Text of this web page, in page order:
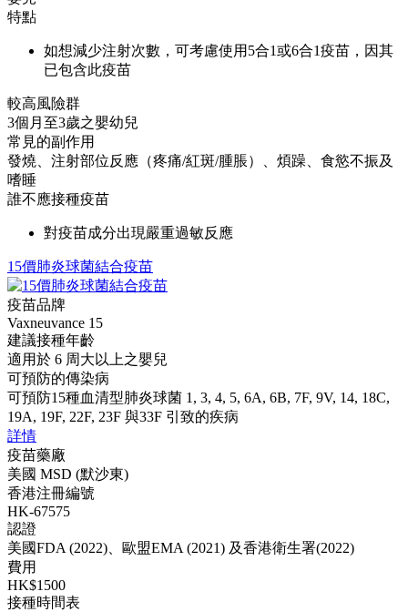
特點
如想減少注射次數，可考慮使用5合1或6合1疫苗，因其
已包含此疫苗
較高風險群
3個月至3歲之嬰幼兒
常見的副作用
發燒、注射部位反應（疼痛/紅斑/腫脹）、煩躁、食慾不振及
嗜睡
誰不應接種疫苗
對疫苗成分出現嚴重過敏反應
15價肺炎球菌結合疫苗
疫苗品牌
Vaxneuvance 15
建議接種年齡
適用於 6 周大以上之嬰兒
可預防的傳染病
可預防15種血清型肺炎球菌 1, 3, 4, 5, 6A, 6B, 7F, 9V, 14, 18C,
19A, 19F, 22F, 23F 與33F 引致的疾病
詳情
疫苗藥廠
美國 MSD (默沙東)
香港注冊編號
HK-67575
認證
美國FDA (2022)、歐盟EMA (2021) 及香港衛生署(2022)
費用
HK$1500
接種時間表